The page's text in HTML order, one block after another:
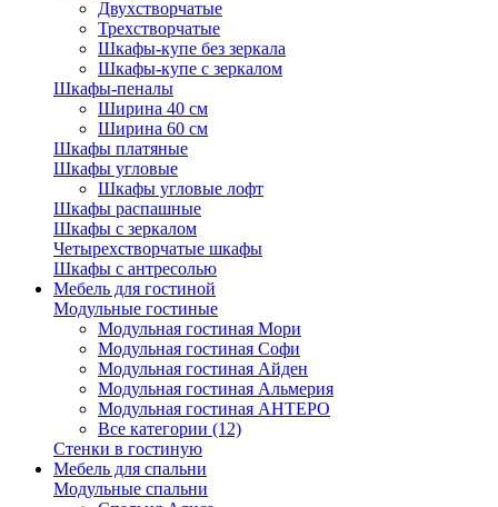
Двухстворчатые
Трехстворчатые
Шкафы-купе без зеркала
Шкафы-купе с зеркалом
Шкафы-пеналы
Ширина 40 см
Ширина 60 см
Шкафы платяные
Шкафы угловые
Шкафы угловые лофт
Шкафы распашные
Шкафы с зеркалом
Четырехстворчатые шкафы
Шкафы с антресолью
Мебель для гостиной
Модульные гостиные
Модульная гостиная Мори
Модульная гостиная Софи
Модульная гостиная Айден
Модульная гостиная Альмерия
Модульная гостиная АНТЕРО
Все категории (12)
Стенки в гостиную
Мебель для спальни
Модульные спальни